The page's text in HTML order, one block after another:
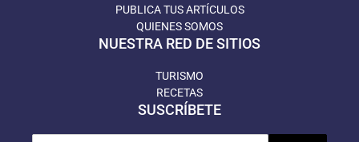
PUBLICA TUS ARTÍCULOS
QUIENES SOMOS
NUESTRA RED DE SITIOS
TURISMO
RECETAS
SUSCRÍBETE